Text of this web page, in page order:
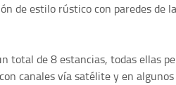
de estilo rústico con paredes de
total de 8 estancias, todas ellas
canales vía satélite y en